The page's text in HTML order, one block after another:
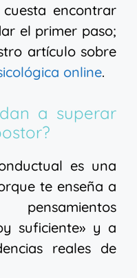
encontrar
el primer paso;
artículo sobre
online.
a superar
es una
te enseña a
suficiente» y a
reales de